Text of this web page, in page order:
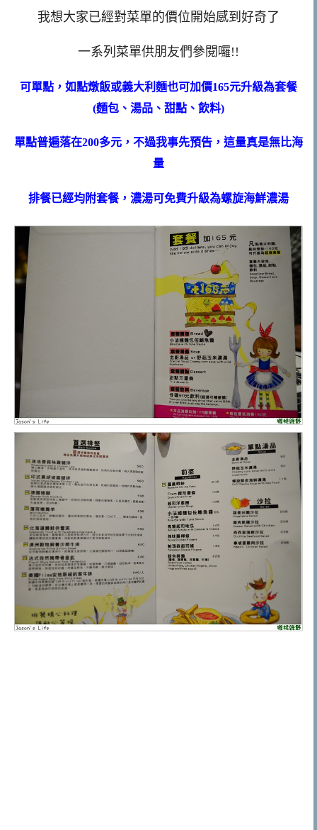
我想大家已經對菜單的價位開始感到好奇了
一系列菜單供朋友們參閱囉!!
可單點，如點燉飯或義大利麵也可加價165元升級為套餐
(麵包、湯品、甜點、飲料)
單點普遍落在200多元，不過我事先預告，這量真是無比海
量
排餐已經均附套餐，濃湯可免費升級為螺旋海鮮濃湯